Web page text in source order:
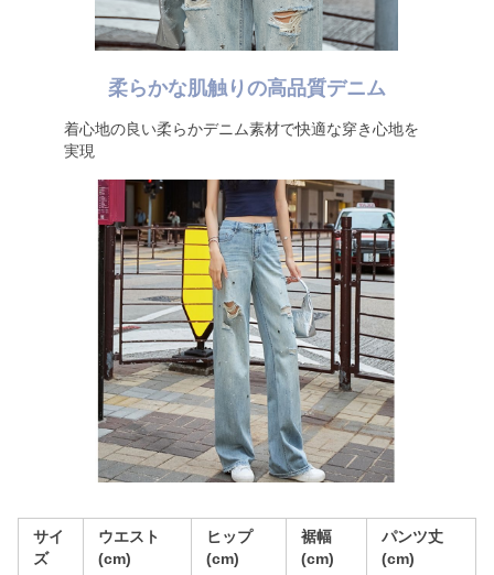
柔らかな肌触りの高品質デニム
着心地の良い柔らかデニム素材で快適な穿き心地を
実現
サイ
ズ
ウエスト
(cm)
ヒップ
(cm)
裾幅
(cm)
パンツ丈
(cm)